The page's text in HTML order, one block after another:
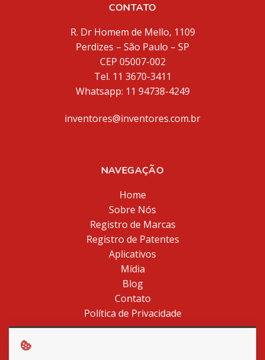
CONTATO
R. Dr Homem de Mello, 1109
Perdizes – São Paulo – SP
CEP 05007-002
Tel. 11 3670-3411
Whatsapp: 11 94738-4249
inventores@inventores.com.br
NAVEGAÇÃO
Home
Sobre Nós
Registro de Marcas
Registro de Patentes
Aplicativos
Mídia
Blog
Contato
Política de Privacidade